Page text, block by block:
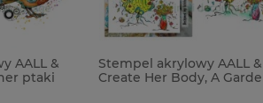
AALL &
ptaki
Stempel akrylowy AALL &
Create Her Body, A